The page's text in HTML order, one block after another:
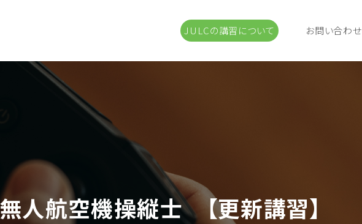
JULCの講習について お問い合わせ
人航空機操縦士 【更新講習】